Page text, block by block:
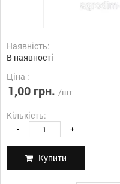
Наявність:
В наявності
Ціна :
1,00 грн. /шт
Кількість:
- +
Купити